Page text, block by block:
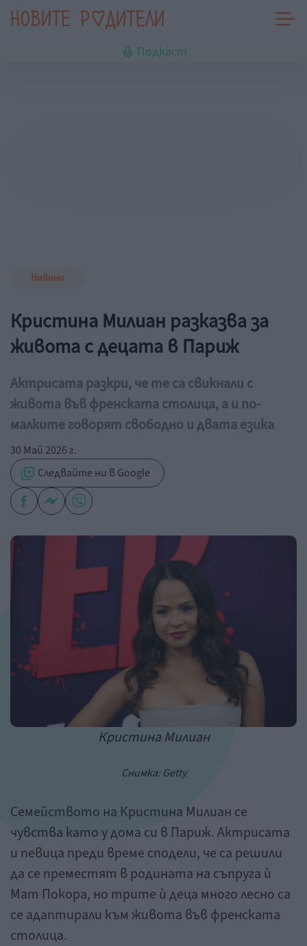
Подкаст
Новини
Кристина Милиан разказва за
живота с децата в Париж
Актрисата разкри, че те са свикнали с
живота във френската столица, а и по-
малките говорят свободно и двата езика
30 Май 2026 г.
Следвайте ни в Google
Кристина Милиан
Снимка: Getty
Семейството на Кристина Милиан се
чувства като у дома си в Париж. Актрисата
и певица преди време сподели, че са решили
да се преместят в родината на съпруга ѝ
Мат Покора, но трите ѝ деца много лесно са
се адаптирали към живота във френската
столица.